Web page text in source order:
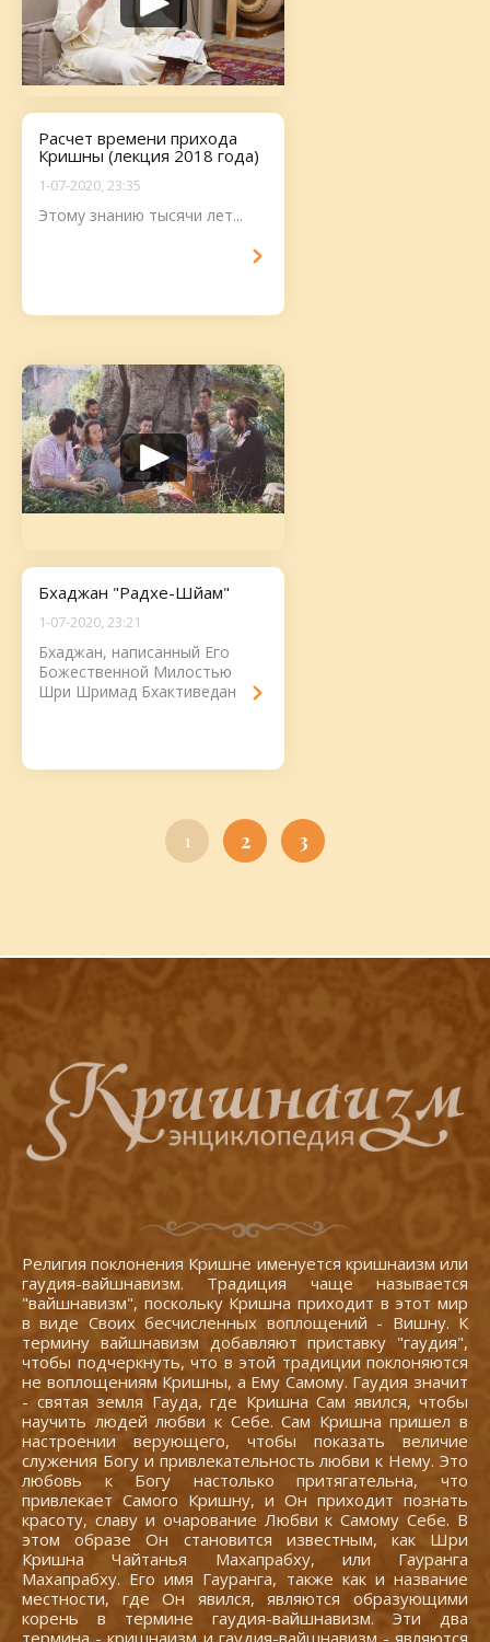
Расчет времени прихода
Кришны (лекция 2018 года)
1-07-2020, 23:35
Этому знанию тысячи лет...
Бхаджан "Радхе-Шйам"
1-07-2020, 23:21
Бхаджан, написанный Его
Божественной Милостью
Шри Шримад Бхактиведантой
1 2 3
Религия поклонения Кришне именуется кришнаизм или
гаудия-вайшнавизм. Традиция чаще называется
"вайшнавизм", поскольку Кришна приходит в этот мир
в виде Своих бесчисленных воплощений - Вишну. К
термину вайшнавизм добавляют приставку "гаудия",
чтобы подчеркнуть, что в этой традиции поклоняются
не воплощениям Кришны, а Ему Самому. Гаудия значит
- святая земля Гауда, где Кришна Сам явился, чтобы
научить людей любви к Себе. Сам Кришна пришел в
настроении верующего, чтобы показать величие
служения Богу и привлекательность любви к Нему. Это
любовь к Богу настолько притягательна, что
привлекает Самого Кришну, и Он приходит познать
красоту, славу и очарование Любви к Самому Себе. В
этом образе Он становится известным, как Шри
Кришна Чайтанья Махапрабху, или Гауранга
Махапрабху. Его имя Гауранга, также как и название
местности, где Он явился, являются образующими
корень в термине гаудия-вайшнавизм. Эти два
термина - кришнаизм и гаудия-вайшнавизм - являются